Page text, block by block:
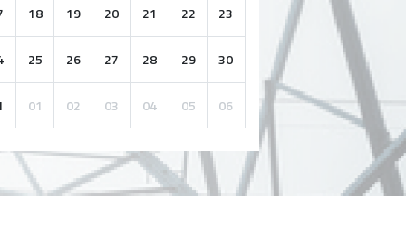
18 19 20 21 22 23
25 26 27 28 29 30
01 02 03 04 05 06